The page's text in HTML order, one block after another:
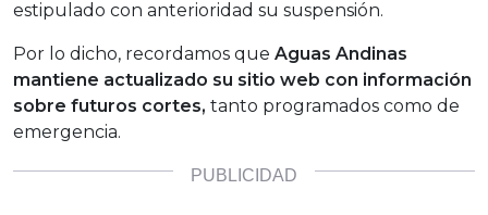
estipulado con anterioridad su suspensión.
Por lo dicho, recordamos que Aguas Andinas
mantiene actualizado su sitio web con información
sobre futuros cortes, tanto programados como de
emergencia.